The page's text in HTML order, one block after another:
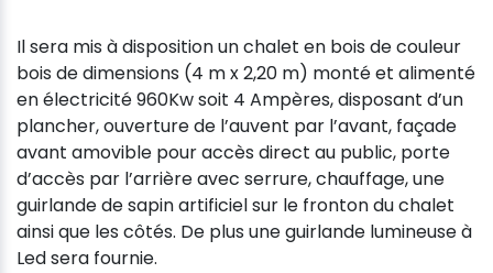
Il sera mis à disposition un chalet en bois de couleur
bois de dimensions (4 m x 2,20 m) monté et alimenté
en électricité 960Kw soit 4 Ampères, disposant d’un
plancher, ouverture de l’auvent par l’avant, façade
avant amovible pour accès direct au public, porte
d’accès par l’arrière avec serrure, chauffage, une
guirlande de sapin artificiel sur le fronton du chalet
ainsi que les côtés. De plus une guirlande lumineuse à
Led sera fournie.